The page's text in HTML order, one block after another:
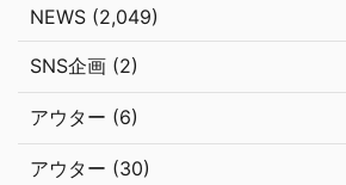
NEWS (2,049)
SNS企画 (2)
アウター (6)
アウター (30)